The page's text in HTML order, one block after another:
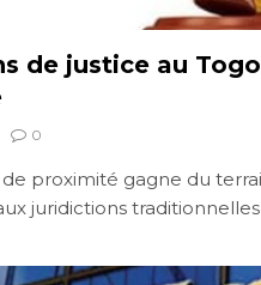
de justice au
0
de proximité gagne du
juridictions